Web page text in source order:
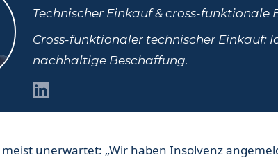
Technischer Einkauf & cross-
Cross-funktionaler technischer Einkauf:
nachhaltige Beschaffung.
unerwartet: „Wir haben Insolvenz